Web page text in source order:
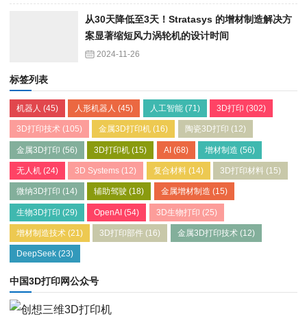
从30天降低至3天！Stratasys 的增材制造解决方
案显著缩短风力涡轮机的设计时间
2024-11-26
标签列表
机器人 (45) 人形机器人 (45) 人工智能(71) 3D打印 (302)
3D打印技术 (105) 金属3D打印机 (16) 陶瓷3D打印 (12)
金属3D打印 (56) 3D打印机 (15) AI(68) 增材制造 (56)
无人机 (24) 3D Systems (12) 复合材料(14) 3D打印材料 (15)
微纳3D打印 (14) 辅助驾驶 (18) 金属增材制造 (15)
生物3D打印 (29) OpenAI (54) 3D生物打印 (25)
增材制造技术 (21) 3D打印部件 (16) 金属3D打印技术(12)
DeepSeek (23)
中国3D打印网公众号